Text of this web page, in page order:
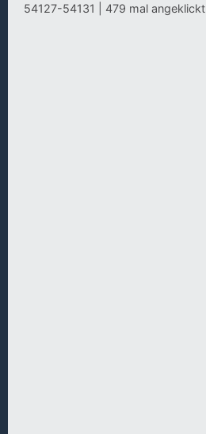
54127-54131 | 479 mal angeklickt